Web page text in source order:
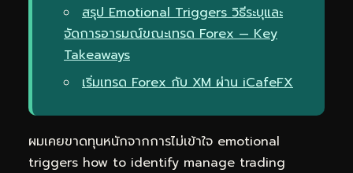
สรุป Emotional Triggers วิธีระบุและ
จัดการอารมณ์ขณะเทรด Forex — Key
Takeaways
เริ่มเทรด Forex กับ XM ผ่าน iCafeFX
ผมเคยขาดทุนหนักจากการไม่เข้าใจ emotional
triggers how to identify manage trading